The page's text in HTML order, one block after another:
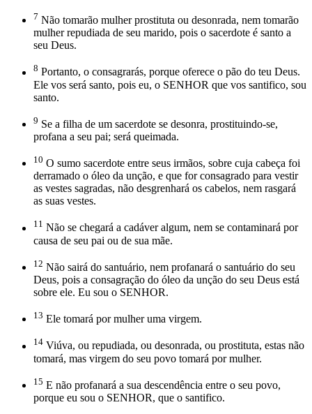
7 Não tomarão mulher prostituta ou desonrada, nem tomarão
mulher repudiada de seu marido, pois o sacerdote é santo a
seu Deus.
8 Portanto, o consagrarás, porque oferece o pão do teu Deus.
Ele vos será santo, pois eu, o SENHOR que vos santifico, sou
santo.
9 Se a filha de um sacerdote se desonra, prostituindo-se,
profana a seu pai; será queimada.
10 O sumo sacerdote entre seus irmãos, sobre cuja cabeça foi
derramado o óleo da unção, e que for consagrado para vestir
as vestes sagradas, não desgrenhará os cabelos, nem rasgará
as suas vestes.
11 Não se chegará a cadáver algum, nem se contaminará por
causa de seu pai ou de sua mãe.
12 Não sairá do santuário, nem profanará o santuário do seu
Deus, pois a consagração do óleo da unção do seu Deus está
sobre ele. Eu sou o SENHOR.
13 Ele tomará por mulher uma virgem.
14 Viúva, ou repudiada, ou desonrada, ou prostituta, estas não
tomará, mas virgem do seu povo tomará por mulher.
15 E não profanará a sua descendência entre o seu povo,
porque eu sou o SENHOR, que o santifico.